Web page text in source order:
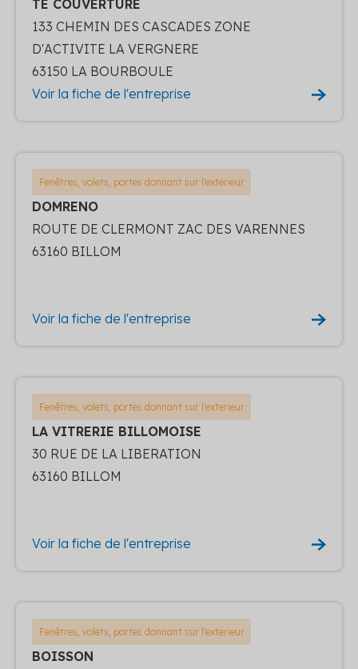
TE COUVERTURE
133 CHEMIN DES CASCADES ZONE
D'ACTIVITE LA VERGNERE
63150 LA BOURBOULE
Voir la fiche de l'entreprise
Fenêtres, volets, portes donnant sur l'exterieur
DOMRENO
ROUTE DE CLERMONT ZAC DES VARENNES
63160 BILLOM
Voir la fiche de l'entreprise
Fenêtres, volets, portes donnant sur l'exterieur
LA VITRERIE BILLOMOISE
30 RUE DE LA LIBERATION
63160 BILLOM
Voir la fiche de l'entreprise
Fenêtres, volets, portes donnant sur l'exterieur
BOISSON